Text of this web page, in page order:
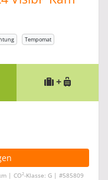
Tempomat
+
| CO2-Klasse: G | #585809